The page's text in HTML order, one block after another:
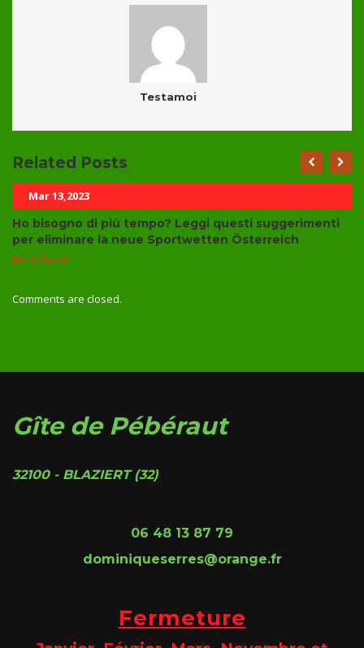
Testamoi
Related Posts
Mar 13,2023
Ho bisogno di più tempo? Leggi questi suggerimenti
per eliminare la neue Sportwetten Österreich
Non Classé
Comments are closed.
Gîte de Pébéraut
32100 - BLAZIERT (32)
06 48 13 87 79
dominiqueserres@orange.fr
Fermeture